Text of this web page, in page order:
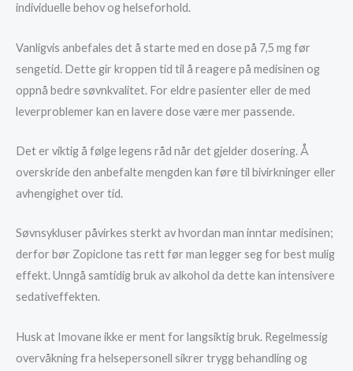
individuelle behov og helseforhold.
Vanligvis anbefales det å starte med en dose på 7,5 mg før
sengetid. Dette gir kroppen tid til å reagere på medisinen og
oppnå bedre søvnkvalitet. For eldre pasienter eller de med
leverproblemer kan en lavere dose være mer passende.
Det er viktig å følge legens råd når det gjelder dosering. Å
overskride den anbefalte mengden kan føre til bivirkninger eller
avhengighet over tid.
Søvnsykluser påvirkes sterkt av hvordan man inntar medisinen;
derfor bør Zopiclone tas rett før man legger seg for best mulig
effekt. Unngå samtidig bruk av alkohol da dette kan intensivere
sedativeffekten.
Husk at Imovane ikke er ment for langsiktig bruk. Regelmessig
overvåkning fra helsepersonell sikrer trygg behandling og